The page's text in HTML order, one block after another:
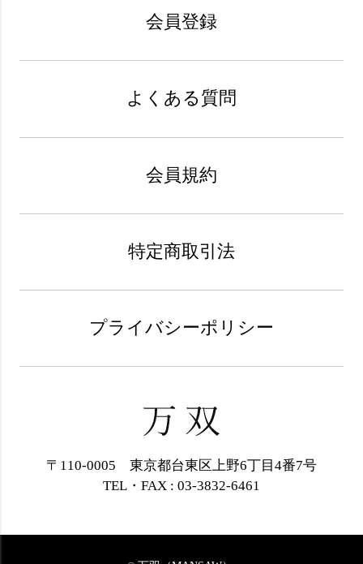
会員登録
よくある質問
会員規約
特定商取引法
プライバシーポリシー
〒110-0005 東京都台東区上野6丁目4番7号
TEL・FAX : 03-3832-6461